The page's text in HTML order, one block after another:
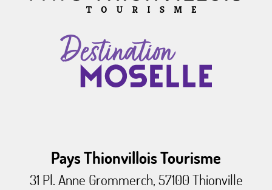
Pays Thionvillois Tourisme
31 Pl. Anne Grommerch, 57100 Thionville